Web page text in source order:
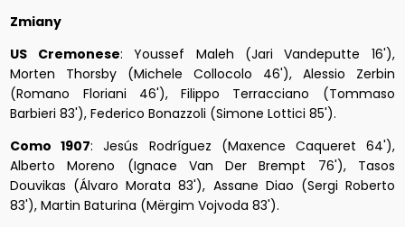
Zmiany
US Cremonese: Youssef Maleh (Jari Vandeputte 16'),
Morten Thorsby (Michele Collocolo 46'), Alessio Zerbin
(Romano Floriani 46'), Filippo Terracciano (Tommaso
Barbieri 83'), Federico Bonazzoli (Simone Lottici 85').
Como 1907: Jesús Rodríguez (Maxence Caqueret 64'),
Alberto Moreno (Ignace Van Der Brempt 76'), Tasos
Douvikas (Álvaro Morata 83'), Assane Diao (Sergi Roberto
83'), Martin Baturina (Mërgim Vojvoda 83').